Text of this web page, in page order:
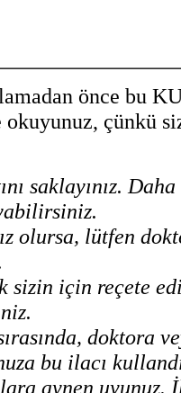
önce bu
çünkü
saklayınız.
olursa, lütfen
sizin için reçete
doktora
bu ilacı
aynen uyunuz.